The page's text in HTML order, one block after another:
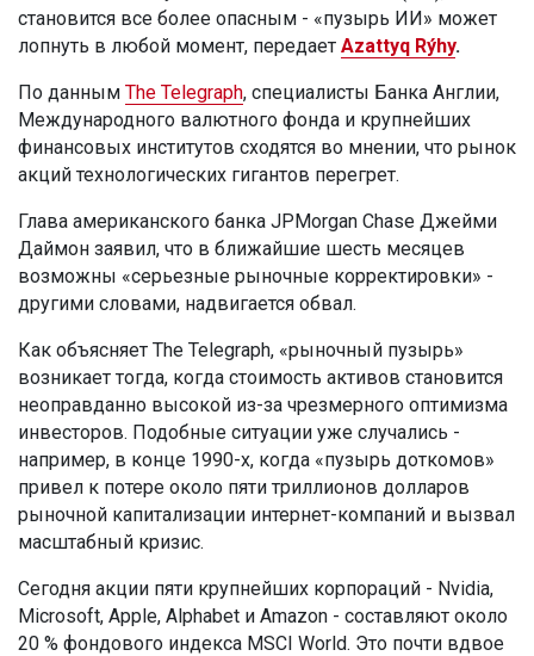
становится все более опасным - «пузырь ИИ» может
лопнуть в любой момент, передает Azattyq Rýhy.
По данным The Telegraph, специалисты Банка Англии,
Международного валютного фонда и крупнейших
финансовых институтов сходятся во мнении, что рынок
акций технологических гигантов перегрет.
Глава американского банка JPMorgan Chase Джейми
Даймон заявил, что в ближайшие шесть месяцев
возможны «серьезные рыночные корректировки» -
другими словами, надвигается обвал.
Как объясняет The Telegraph, «рыночный пузырь»
возникает тогда, когда стоимость активов становится
неоправданно высокой из-за чрезмерного оптимизма
инвесторов. Подобные ситуации уже случались -
например, в конце 1990-х, когда «пузырь доткомов»
привел к потере около пяти триллионов долларов
рыночной капитализации интернет-компаний и вызвал
масштабный кризис.
Сегодня акции пяти крупнейших корпораций - Nvidia,
Microsoft, Apple, Alphabet и Amazon - составляют около
20 % фондового индекса MSCI World. Это почти вдвое